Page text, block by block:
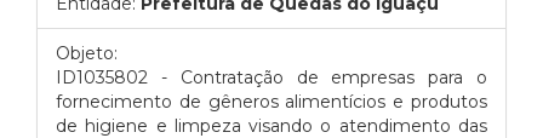
Objeto:
ID1035802 - Contratação de empresas para o
fornecimento de gêneros alimentícios e produtos
de higiene e limpeza visando o atendimento das